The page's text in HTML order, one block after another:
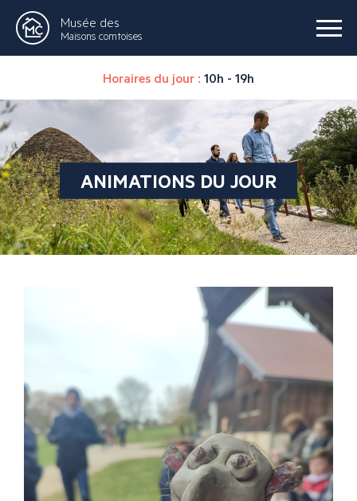
Musée des
Maisons comtoises
Horaires du jour : 10h - 19h
ANIMATIONS DU JOUR